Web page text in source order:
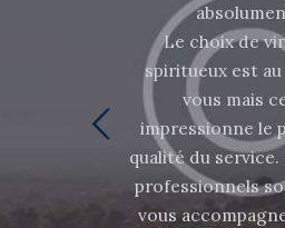
Le choix de
spiritueux est
vous mais
impressionne le
qualité du service.
professionnels
vous